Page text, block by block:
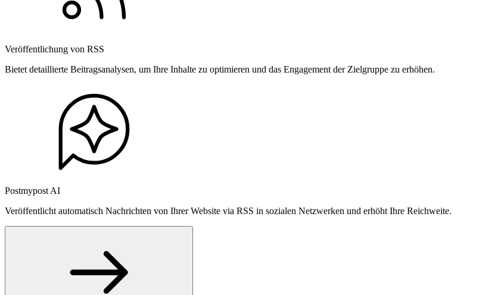
Veröffentlichung von RSS
Bietet detaillierte Beitragsanalysen, um Ihre Inhalte zu optimieren und das Engagement der Zielgruppe zu erhöhen.
Postmypost AI
Veröffentlicht automatisch Nachrichten von Ihrer Website via RSS in sozialen Netzwerken und erhöht Ihre Reichweite.